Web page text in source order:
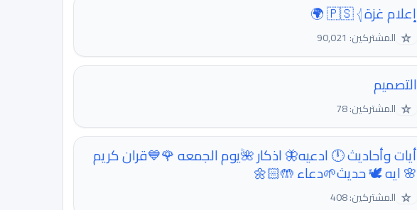
إعلام غزة 🇵🇸 𓂆 🌍
☆ المشتركين: 90,021
التصميم
☆ المشتركين: 78
أيات وأحاديث 🕛 ادعيه🦋 اذكار 🌺يوم الجمعه 🌹💙قران كريم
🌸 ايه 🕊️ حديث🌱دعاء 🤲🏻🌼
☆ المشتركين: 408